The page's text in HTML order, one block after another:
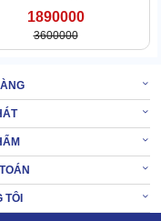
1890000
3600000
TÔI